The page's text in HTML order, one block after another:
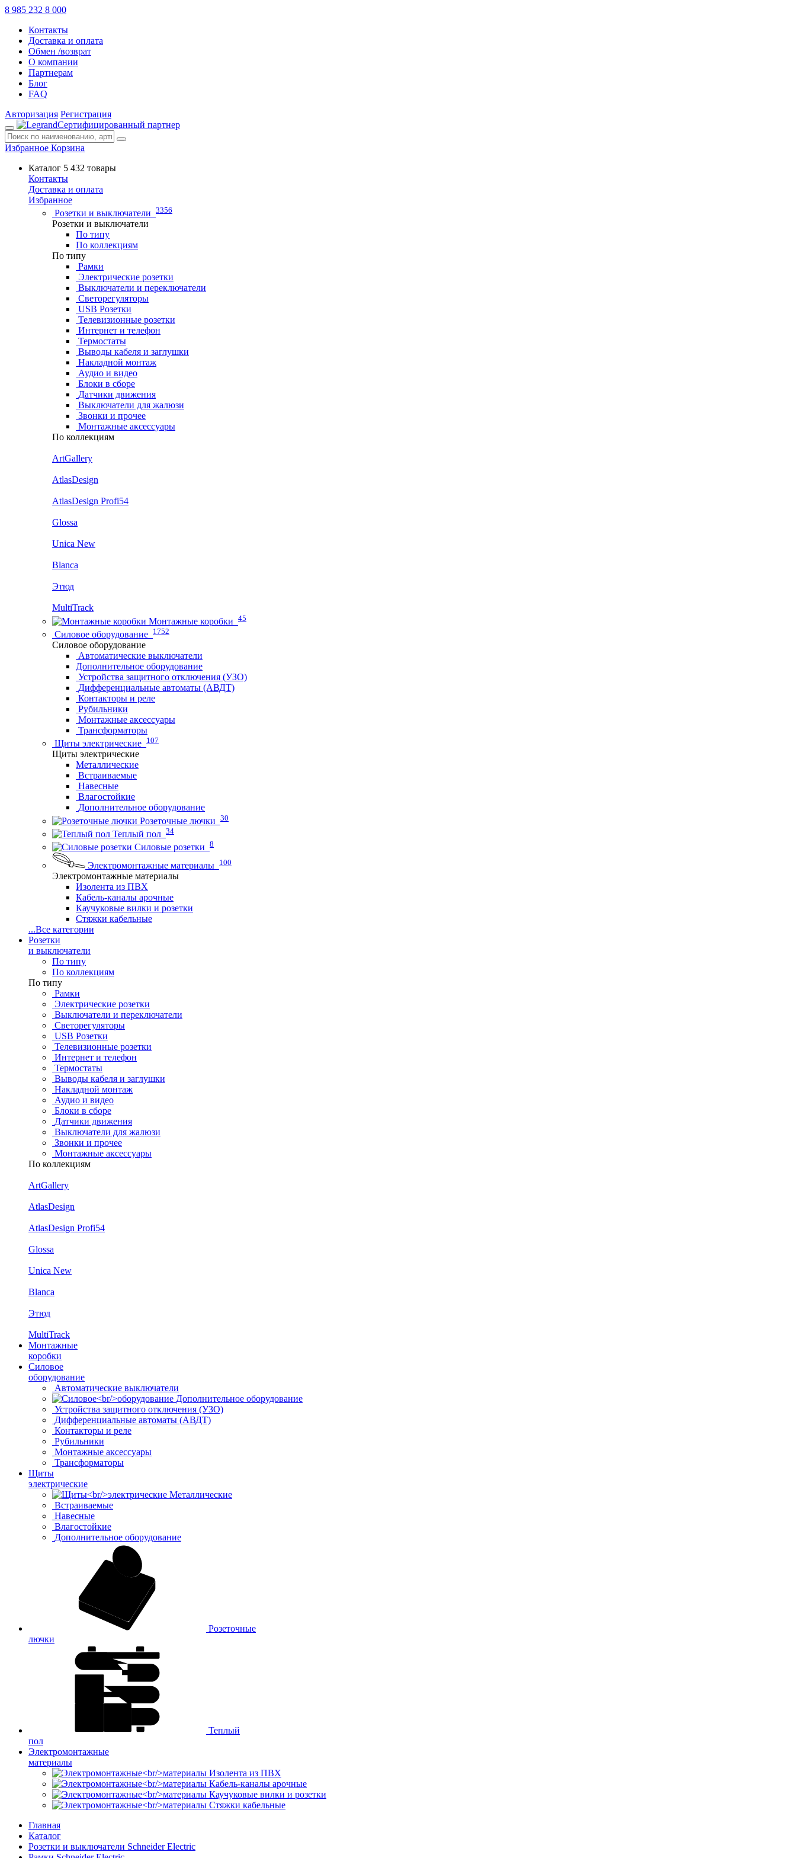
8 985 232 8 000
Контакты
Доставка и оплата
Обмен /возврат
О компании
Партнерам
Блог
FAQ
Авторизация Регистрация
Сертифицированный партнер
Избранное Корзина
Каталог 5 432 товары
Контакты
Доставка и оплата
Избранное
Розетки и выключатели 3356
Розетки и выключатели
По типу
По коллекциям
По типу
Рамки
Электрические розетки
Выключатели и переключатели
Светорегуляторы
USB Розетки
Телевизионные розетки
Интернет и телефон
Термостаты
Выводы кабеля и заглушки
Накладной монтаж
Аудио и видео
Блоки в сборе
Датчики движения
Выключатели для жалюзи
Звонки и прочее
Монтажные аксессуары
По коллекциям
ArtGallery
AtlasDesign
AtlasDesign Profi54
Glossa
Unica New
Blanca
Этюд
MultiTrack
Монтажные коробки 45
Силовое оборудование 1752
Силовое оборудование
Автоматические выключатели
Дополнительное оборудование
Устройства защитного отключения (УЗО)
Дифференциальные автоматы (АВДТ)
Контакторы и реле
Рубильники
Монтажные аксессуары
Трансформаторы
Щиты электрические 107
Щиты электрические
Металлические
Встраиваемые
Навесные
Влагостойкие
Дополнительное оборудование
Розеточные лючки 30
Теплый пол 34
Силовые розетки 8
Электромонтажные материалы 100
Электромонтажные материалы
Изолента из ПВХ
Кабель-каналы арочные
Каучуковые вилки и розетки
Стяжки кабельные
...Все категории
Розетки
и выключатели
По типу
По коллекциям
По типу
Рамки
Электрические розетки
Выключатели и переключатели
Светорегуляторы
USB Розетки
Телевизионные розетки
Интернет и телефон
Термостаты
Выводы кабеля и заглушки
Накладной монтаж
Аудио и видео
Блоки в сборе
Датчики движения
Выключатели для жалюзи
Звонки и прочее
Монтажные аксессуары
По коллекциям
ArtGallery
AtlasDesign
AtlasDesign Profi54
Glossa
Unica New
Blanca
Этюд
MultiTrack
Монтажные
коробки
Силовое
оборудование
Автоматические выключатели
Дополнительное оборудование
Устройства защитного отключения (УЗО)
Дифференциальные автоматы (АВДТ)
Контакторы и реле
Рубильники
Монтажные аксессуары
Трансформаторы
Щиты
электрические
Металлические
Встраиваемые
Навесные
Влагостойкие
Дополнительное оборудование
Розеточные
лючки
Теплый
пол
Электромонтажные
материалы
Изолента из ПВХ
Кабель-каналы арочные
Каучуковые вилки и розетки
Стяжки кабельные
Главная
Каталог
Розетки и выключатели Schneider Electric